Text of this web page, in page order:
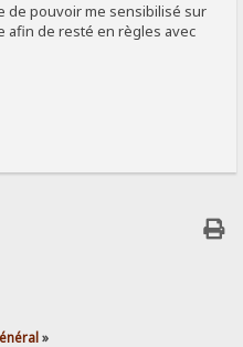
de pouvoir me sensibilisé sur
afin de resté en règles avec
»